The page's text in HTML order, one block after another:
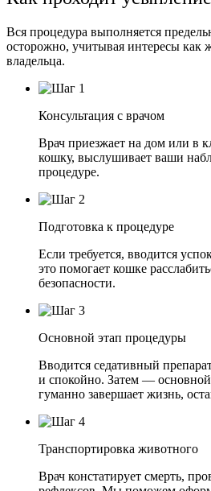
Вся процедура выполняется
осторожно, учитывая интересы как
владельца.
Консультация с врачом
Врач приезжает на дом или в
кошку, выслушивает ваши
процедуре.
Подготовка к процедуре
Если требуется, вводится
это помогает кошке
безопасности.
Основной этап процедуры
Вводится седативный
и спокойно. Затем —
гуманно завершает жизнь,
Транспортировка животного
Врач констатирует смерть,